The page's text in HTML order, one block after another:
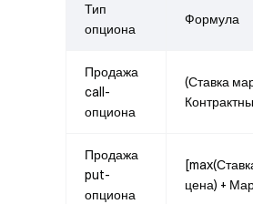
Тип
опциона
Формула
Продажа
call-
опциона
(Ставка
Продажа
put-
опциона
цена) +